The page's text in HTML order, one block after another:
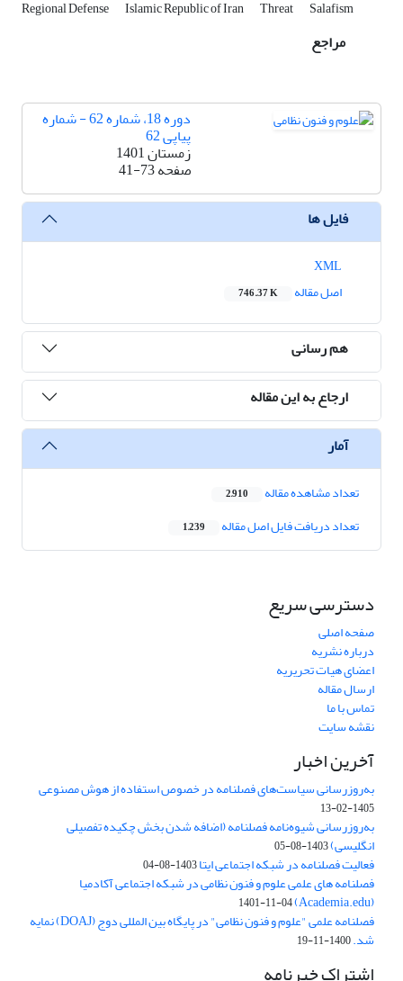
Regional Defense Islamic Republic of Iran Threat Salafism
مراجع
دوره 18، شماره 62 - شماره
پیاپی 62
زمستان 1401
صفحه41-73
فایل ها
اصل مقاله
746.37 K
هم رسانی
ارجاع به این مقاله
آمار
تعداد مشاهده مقاله 2,910
تعداد دریافت فایل اصل مقاله 1,239
دسترسی سریع
صفحه اصلی
درباره نشریه
اعضای هیات تحریریه
ارسال مقاله
تماس با ما
نقشه سایت
آخرین اخبار
به‌روزرسانی سیاست‌های فصلنامه در خصوص استفاده از هوش مصنوعی
1405-02-13
به‌روزرسانی شیوه‌نامه فصلنامه (اضافه شدن بخش چکیده تفصیلی
انگلیسی)1403-08-05
فعالیت فصلنامه در شبکه اجتماعی ایتا1403-08-04
فصلنامه های علمی علوم و فنون نظامی در شبکه اجتماعی آکادمیا
(Academia.edu)
1401-11-04
فصلنامه علمی "علوم و فنون نظامی" در پایگاه بین المللی دوج (DOAJ) نمایه
شد.1400-11-19